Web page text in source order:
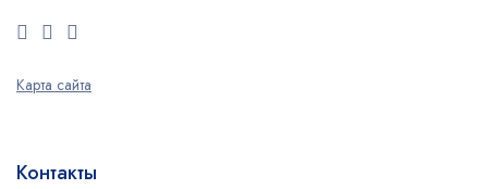
Карта сайта
Контакты